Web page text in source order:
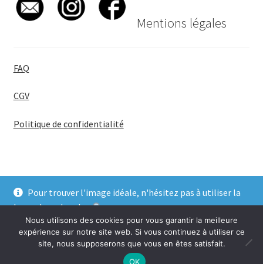
Pour trouver l'image idéale, n'hésitez pas à utiliser la
barre de recherche
Ignorer
Mentions légales
FAQ
CGV
Politique de confidentialité
© BadgeGirl® 2026
Nous utilisons des cookies pour vous garantir la meilleure
expérience sur notre site web. Si vous continuez à utiliser ce
site, nous supposerons que vous en êtes satisfait.
OK